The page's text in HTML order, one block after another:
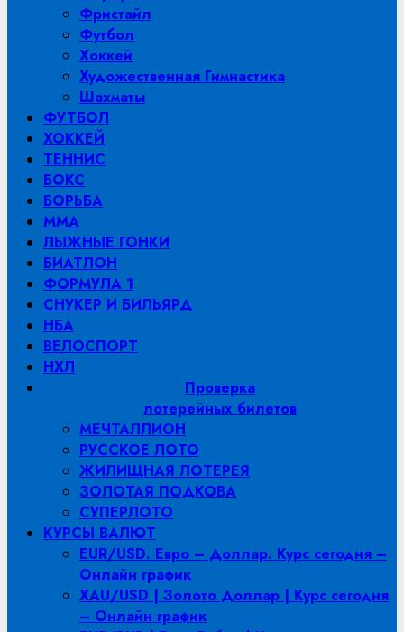
Фристайл
Футбол
Хоккей
Художественная Гимнастика
Шахматы
ФУТБОЛ
ХОККЕЙ
ТЕННИС
БОКС
БОРЬБА
MMA
ЛЫЖНЫЕ ГОНКИ
БИАТЛОН
ФОРМУЛА 1
СНУКЕР И БИЛЬЯРД
НБА
ВЕЛОСПОРТ
НХЛ
Проверка
лотерейных билетов
МЕЧТАЛЛИОН
РУССКОЕ ЛОТО
ЖИЛИЩНАЯ ЛОТЕРЕЯ
ЗОЛОТАЯ ПОДКОВА
СУПЕРЛОТО
КУРСЫ ВАЛЮТ
EUR/USD. Евро – Доллар. Курс сегодня –
Онлайн график
XAU/USD | Золото Доллар | Курс сегодня
– Онлайн график